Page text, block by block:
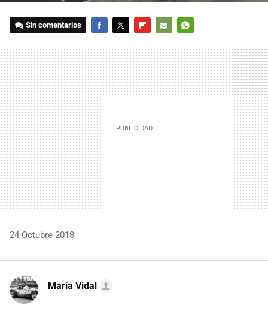
Sin comentarios
MAIL
24 Octubre 2018
María Vidal